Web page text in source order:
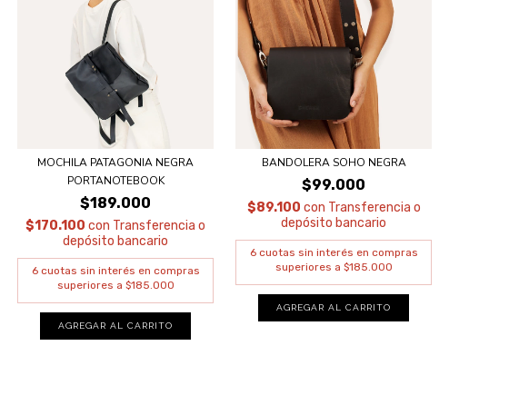
MOCHILA PATAGONIA NEGRA
PORTANOTEBOOK
$189.000
$170.100con Transferencia o
depósito bancario
BANDOLERA SOHO NEGRA
$99.000
$89.100 con Transferencia o
depósito bancario